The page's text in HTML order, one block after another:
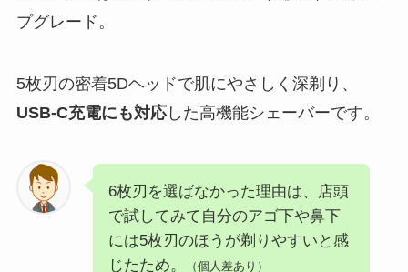
プグレード。
5枚刃の密着5Dヘッドで肌にやさしく深剃り、
USB-C充電にも対応した高機能シェーバーです。
6枚刃を選ばなかった理由は、店頭
で試してみて自分のアゴ下や鼻下
には5枚刃のほうが剃りやすいと感
じたため。
（個人差あり）